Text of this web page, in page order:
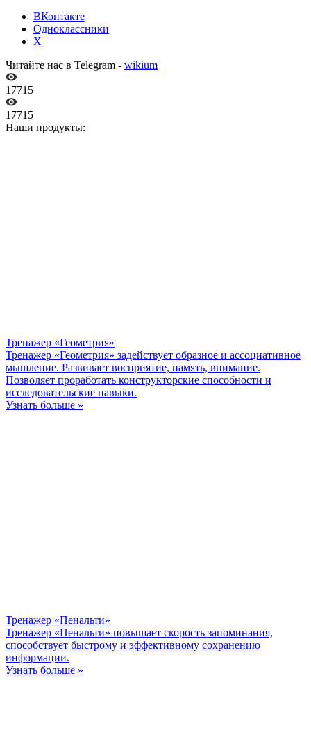
ВКонтакте
Одноклассники
X
Читайте нас в Telegram - wikium
17715
17715
Наши продукты:
Тренажер «Геометрия»
Тренажер «Геометрия» задействует образное и ассоциативное
мышление. Развивает восприятие, память, внимание.
Позволяет проработать конструкторские способности и
исследовательские навыки.
Узнать больше »
Тренажер «Пенальти»
Тренажер «Пенальти» повышает скорость запоминания,
способствует быстрому и эффективному сохранению
информации.
Узнать больше »